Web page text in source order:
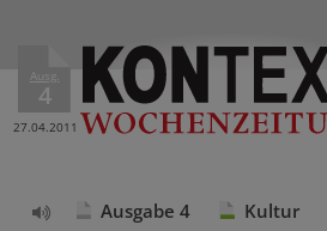
Ausg.
4
27.04.2011
Ausgabe 4 Kultur